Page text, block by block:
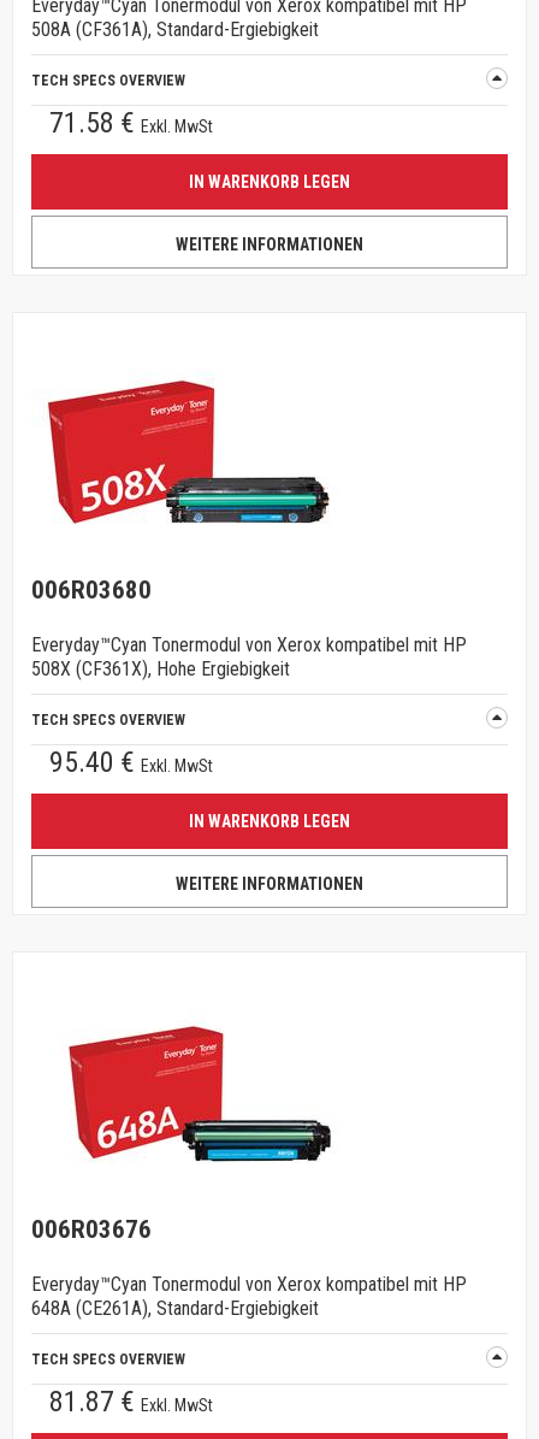
Everyday™Cyan Tonermodul von Xerox kompatibel mit HP
508A (CF361A), Standard-Ergiebigkeit
TECH SPECS OVERVIEW
71.58 € Exkl. MwSt
IN WARENKORB LEGEN
WEITERE INFORMATIONEN
006R03680
Everyday™Cyan Tonermodul von Xerox kompatibel mit HP
508X (CF361X), Hohe Ergiebigkeit
TECH SPECS OVERVIEW
95.40 € Exkl. MwSt
IN WARENKORB LEGEN
WEITERE INFORMATIONEN
006R03676
Everyday™Cyan Tonermodul von Xerox kompatibel mit HP
648A (CE261A), Standard-Ergiebigkeit
TECH SPECS OVERVIEW
81.87 € Exkl. MwSt